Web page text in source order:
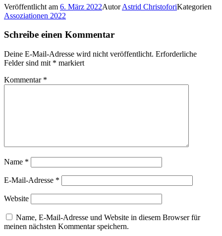
Veröffentlicht am 6. März 2022AutorAstrid ChristoforiKategorien
Assoziationen 2022
Schreibe einen Kommentar
Deine E-Mail-Adresse wird nicht veröffentlicht. Erforderliche
Felder sind mit * markiert
Kommentar *
Name *
E-Mail-Adresse *
Website
Name, E-Mail-Adresse und Website in diesem Browser für
meinen nächsten Kommentar speichern.